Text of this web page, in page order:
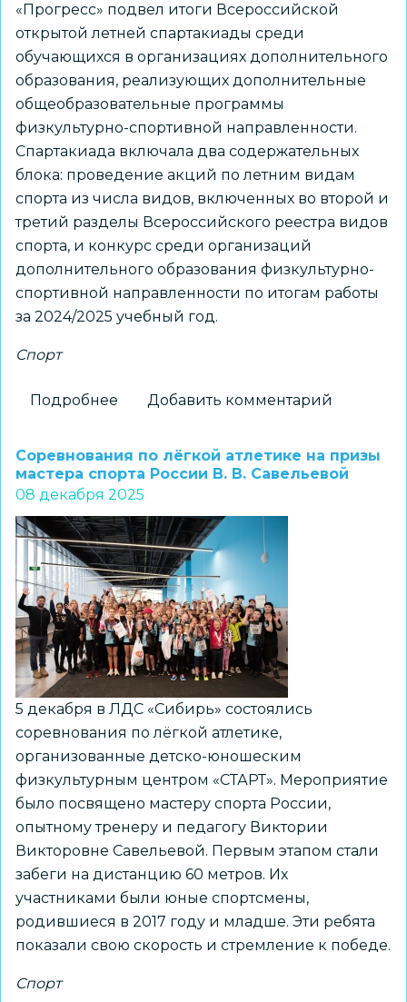
«Прогресс» подвел итоги Всероссийской
открытой летней спартакиады среди
обучающихся в организациях дополнительного
образования, реализующих дополнительные
общеобразовательные программы
физкультурно-спортивной направленности.
Спартакиада включала два содержательных
блока: проведение акций по летним видам
спорта из числа видов, включенных во второй и
третий разделы Всероссийского реестра видов
спорта, и конкурс среди организаций
дополнительного образования физкультурно-
спортивной направленности по итогам работы
за 2024/2025 учебный год.
Спорт
Подробнее
лауреат
Всероссийской
открытой
летней
спартакиады
Добавить комментарий
Соревнования по лёгкой атлетике на призы
мастера спорта России В. В. Савельевой
08 декабря 2025
5 декабря в ЛДС «Сибирь» состоялись
соревнования по лёгкой атлетике,
организованные детско-юношеским
физкультурным центром «СТАРТ». Мероприятие
было посвящено мастеру спорта России,
опытному тренеру и педагогу Виктории
Викторовне Савельевой. Первым этапом стали
забеги на дистанцию 60 метров. Их
участниками были юные спортсмены,
родившиеся в 2017 году и младше. Эти ребята
показали свою скорость и стремление к победе.
Спорт